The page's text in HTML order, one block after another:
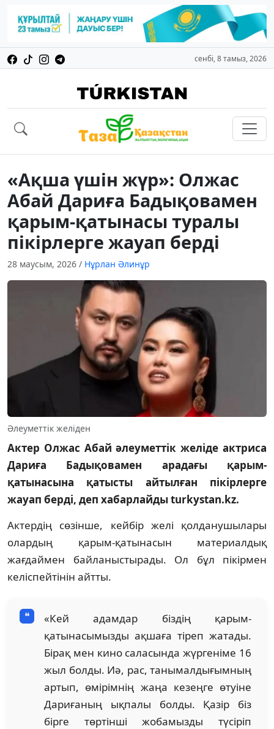
сенбі, 8 тамыз, 2026
«Ақша үшін жүр»: Олжас
Абай Дариға Бадықовамен
қарым-қатынасы туралы
пікірлерге жауап берді
28 маусым, 2026 / Нұрлан Әлинұр
Әлеуметтік желіден
Актер Олжас Абай әлеуметтік желіде актриса
Дариға Бадықовамен арадағы қарым-
қатынасына қатысты айтылған пікірлерге
жауап берді, деп хабарлайды turkystan.kz.
Актердің сөзінше, кейбір желі қолданушылары
олардың қарым-қатынасын материалдық
жағдаймен байланыстырады. Ол бұл пікірмен
келіспейтінін айтты.
«Кей адамдар біздің қарым-
қатынасымызды ақшаға тіреп жатады.
Бірақ мен кино саласында жүргеніме 16
жыл болды. Иә, рас, танымалдығымның
артып, өмірімнің жаңа кезеңге өтуіне
Дариғаның ықпалы болды. Қазір біз
бірге төртінші жобамызды түсіріп